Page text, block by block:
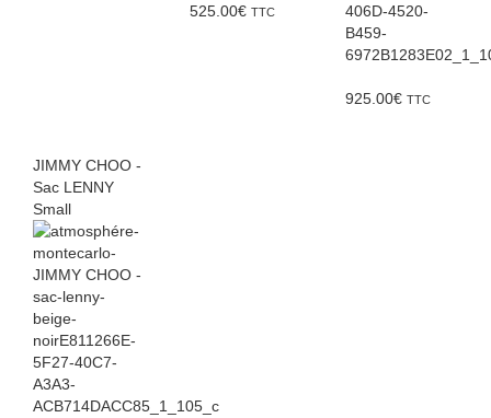
525.00€ TTC
925.00€ TTC
JIMMY CHOO -
Sac LENNY
Small